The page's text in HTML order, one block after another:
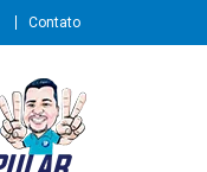
Contato